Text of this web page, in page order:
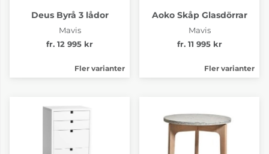
Deus Byrå 3 lådor
Mavis
fr. 12 995 kr
Fler varianter
Aoko Skåp Glasdörrar
Mavis
fr. 11 995 kr
Fler varianter